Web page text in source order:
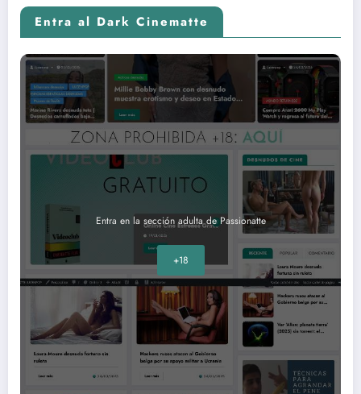
Entra al Dark Cinematte
Entra en la sección adulta de Passionatte
+18